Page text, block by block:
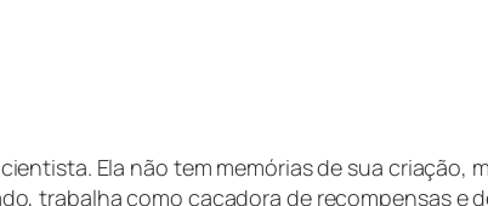
Ela não tem memórias de sua
trabalha como caçadora de recompensas e